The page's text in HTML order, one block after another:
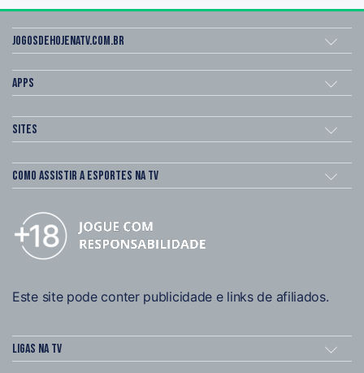
Jogosdehojenatv.com.br
Apps
Sites
Como assistir a esportes na TV
Este site pode conter publicidade e links de afiliados.
Ligas na TV